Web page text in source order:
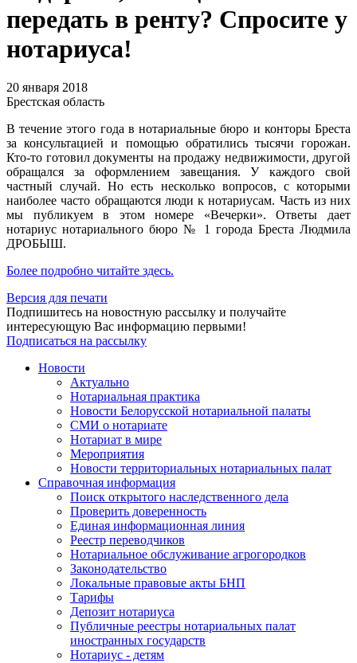
передать в ренту? Спросите у
нотариуса!
20 января 2018
Брестская область
В течение этого года в нотариальные бюро и конторы Бреста
за консультацией и помощью обратились тысячи горожан.
Кто-то готовил документы на продажу недвижимости, другой
обращался за оформлением завещания. У каждого свой
частный случай. Но есть несколько вопросов, с которыми
наиболее часто обращаются люди к нотариусам. Часть из них
мы публикуем в этом номере «Вечерки». Ответы дает
нотариус нотариального бюро № 1 города Бреста Людмила
ДРОБЫШ.
Более подробно читайте здесь.
Версия для печати
Подпишитесь на новостную рассылку и получайте
интересующую Вас информацию первыми!
Подписаться на рассылку
Новости
Актуально
Нотариальная практика
Новости Белорусской нотариальной палаты
СМИ о нотариате
Нотариат в мире
Мероприятия
Новости территориальных нотариальных палат
Справочная информация
Поиск открытого наследственного дела
Проверить доверенность
Единая информационная линия
Реестр переводчиков
Нотариальное обслуживание агрогородков
Законодательство
Локальные правовые акты БНП
Тарифы
Депозит нотариуса
Публичные реестры нотариальных палат
иностранных государств
Нотариус - детям